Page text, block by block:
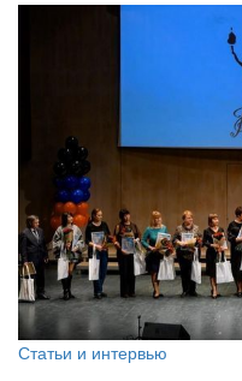
Статьи и интервью